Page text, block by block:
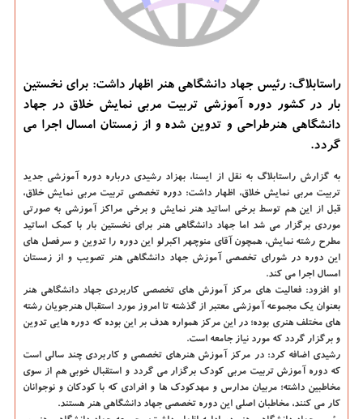
راستابلاگ: رئیس جهاد دانشگاهی هنر اظهار داشت: برای نخستین
بار در كشور دوره آموزشی تربیت مربی نمایش خلاق در جهاد
دانشگاهی هنرطراحی و تدوین شده و از زمستان امسال اجرا می
گردد.
به گزارش راستابلاگ به نقل از ایسنا، بهزاد رشیدی درباره دوره آموزشی جدید
تربیت مربی نمایش خلاق، اظهار داشت: دوره تخصصی تربیت مربی نمایش خلاق،
قبل از این هم توسط برخی اساتید هنر نمایش و برخی مراكز آموزشی به صورتی
موردی برگزار می شد اما جهاد دانشگاهی هنر برای نخستین بار با كمك اساتید
مطرح رشته نمایش، همچون آقای منوچهر اكبرلو این دوره را تدوین و سرفصل های
این دوره در شورای تخصصی آموزش جهاد دانشگاهی هنر تصویب و از زمستان
امسال اجرا می كند.
او افزود: فعالیت های مركز آموزش های تخصصی كاربردی جهاد دانشگاهی هنر
بعنوان یك مجموعه آموزشی معتبر از گذشته تا امروز مورد استقبال هنرجویان رشته
های مختلف هنری بوده؛ در این مركز همواره هدف بر این بوده كه دوره هایی تدوین
و برگزار گردد كه مورد نیاز جامعه است.
رشیدی اضافه كرد: در مركز آموزش هنرهای تخصصی و كاربردی چند سالی است
كه دوره آموزش تربیت مربی كودك برگزار می گردد و استقبال خوبی هم از سوی
مخاطبین داشته؛ مربیان مدارس و مهدكودك ها و افرادی كه با كودكان و نوجوانان
كار می كنند، مخاطبان اصلی این دوره تخصصی جهاد دانشگاهی هنر هستند.